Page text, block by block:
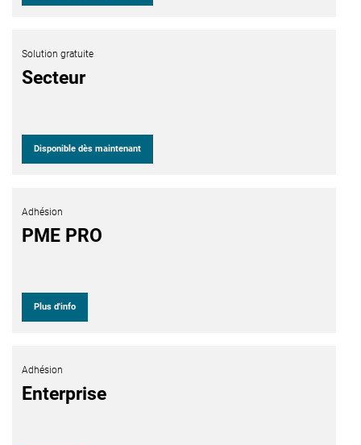
Solution gratuite
Secteur
Disponible dès maintenant
Adhésion
PME PRO
Plus d'info
Adhésion
Enterprise